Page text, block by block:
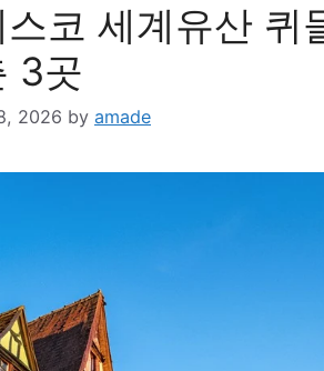
스코 세계유산 퀴
3곳
2026 by amade